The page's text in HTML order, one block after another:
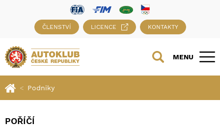
ČLENSTVÍ LICENCE KONTAKTY
MENU
Podniky
POŘÍČÍ